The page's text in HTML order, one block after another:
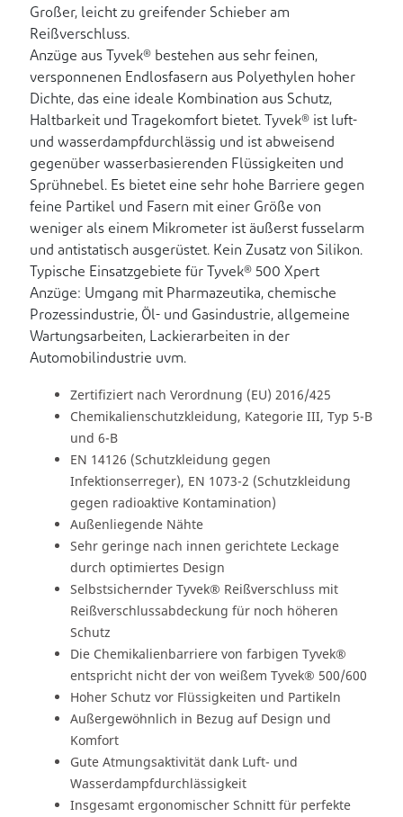
Großer, leicht zu greifender Schieber am
Reißverschluss.
Anzüge aus Tyvek® bestehen aus sehr feinen,
versponnenen Endlosfasern aus Polyethylen hoher
Dichte, das eine ideale Kombination aus Schutz,
Haltbarkeit und Tragekomfort bietet. Tyvek® ist luft-
und wasserdampfdurchlässig und ist abweisend
gegenüber wasserbasierenden Flüssigkeiten und
Sprühnebel. Es bietet eine sehr hohe Barriere gegen
feine Partikel und Fasern mit einer Größe von
weniger als einem Mikrometer ist äußerst fusselarm
und antistatisch ausgerüstet. Kein Zusatz von Silikon.
Typische Einsatzgebiete für Tyvek® 500 Xpert
Anzüge: Umgang mit Pharmazeutika, chemische
Prozessindustrie, Öl- und Gasindustrie, allgemeine
Wartungsarbeiten, Lackierarbeiten in der
Automobilindustrie uvm.
Zertifiziert nach Verordnung (EU) 2016/425
Chemikalienschutzkleidung, Kategorie III, Typ 5-B
und 6-B
EN 14126 (Schutzkleidung gegen
Infektionserreger), EN 1073-2 (Schutzkleidung
gegen radioaktive Kontamination)
Außenliegende Nähte
Sehr geringe nach innen gerichtete Leckage
durch optimiertes Design
Selbstsichernder Tyvek® Reißverschluss mit
Reißverschlussabdeckung für noch höheren
Schutz
Die Chemikalienbarriere von farbigen Tyvek®
entspricht nicht der von weißem Tyvek® 500/600
Hoher Schutz vor Flüssigkeiten und Partikeln
Außergewöhnlich in Bezug auf Design und
Komfort
Gute Atmungsaktivität dank Luft- und
Wasserdampfdurchlässigkeit
Insgesamt ergonomischer Schnitt für perfekte